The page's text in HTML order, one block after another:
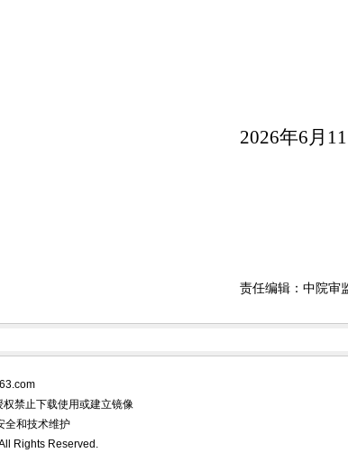
2026年6月11
责任编辑：中院审
禁止下载使用或建立镜像
全和技术维护
Rights Reserved.